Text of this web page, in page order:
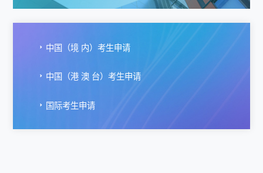
中国（境 内）考生申请
中国（港 澳 台）考生申请
国际考生申请